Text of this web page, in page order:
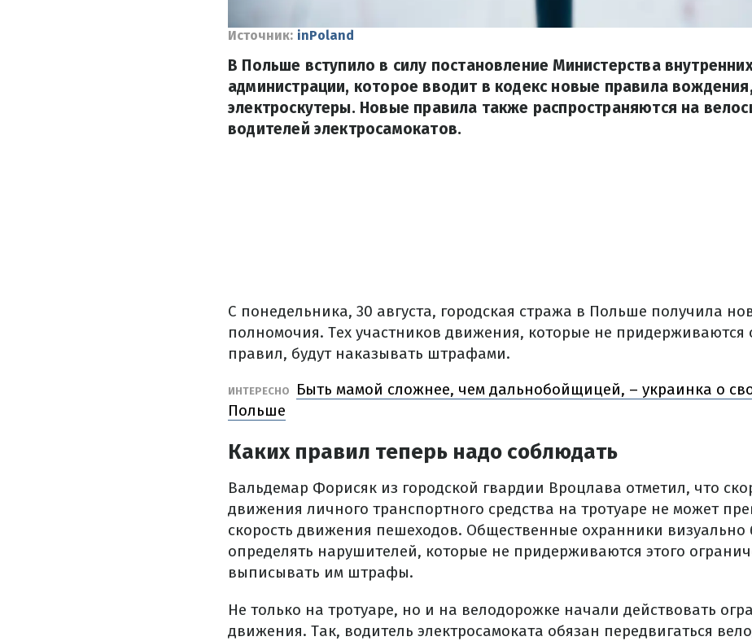
Источник: inPoland
В Польше вступило в силу постановление Министерства
администрации, которое вводит в кодекс новые правила
электроскутеры. Новые правила также распространяются на
водителей электросамокатов.
С понедельника, 30 августа, городская стража в Польше получила
полномочия. Тех участников движения, которые не придерживаются
правил, будут наказывать штрафами.
ИНТЕРЕСНО
Быть мамой сложнее, чем дальнобойщицей, – украинка о
Польше
Каких правил теперь надо соблюдать
Вальдемар Форисяк из городской гвардии Вроцлава отметил, что
движения личного транспортного средства на тротуаре не может
скорость движения пешеходов. Общественные охранники визуально
определять нарушителей, которые не придерживаются этого
выписывать им штрафы.
Не только на тротуаре, но и на велодорожке начали действовать
движения. Так, водитель электросамоката обязан передвигаться